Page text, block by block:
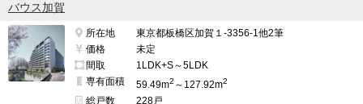
バウス加賀
所在地
東京都板橋区加賀１-3356-1他2筆
価格
未定
間取
1LDK+S～5LDK
専有面積
59.49m2 ～127.92m2
総戸数
228戸